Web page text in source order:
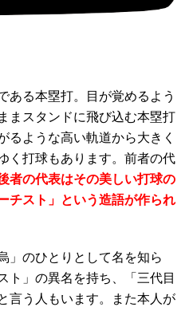
ある本塁打。目が覚めるよう
まスタンドに飛び込む本塁打
るような高い軌道から大きく
く打球もあります。前者の代
者の代表はその美しい打球の
チスト」という造語が作られ
」のひとりとして名を知ら
ト」の異名を持ち、「三代目
言う人もいます。また本人が